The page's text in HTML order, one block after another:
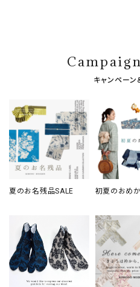
キャンペーン
夏のお名残品SALE 初夏のおめ